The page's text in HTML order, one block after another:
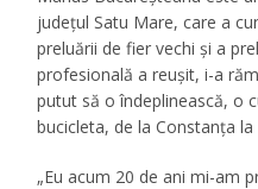
judeţul Satu Mare, care a
preluării de fier vechi şi a
profesională a reuşit, i-a
putut să o îndeplinească, o
bucicleta, de la Constanţa
„Eu acum 20 de ani mi-am